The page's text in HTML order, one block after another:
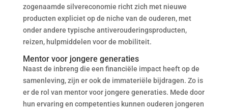
zogenaamde silvereconomie richt zich met nieuwe
producten expliciet op de niche van de ouderen, met
onder andere typische antiverouderingsproducten,
reizen, hulpmiddelen voor de mobiliteit.
Mentor voor jongere generaties
Naast de inbreng die een financiële impact heeft op de
samenleving, zijn er ook de immateriële bijdragen. Zo is
er de rol van mentor voor jongere generaties. Mede door
hun ervaring en competenties kunnen ouderen jongeren